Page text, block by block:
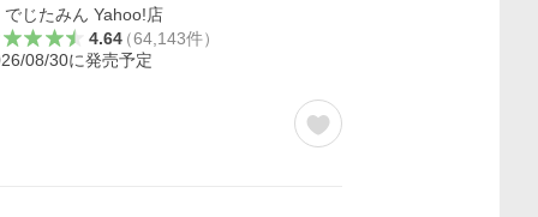
でじたみん Yahoo!店
4.64（64,143件）
08/30に発売予定